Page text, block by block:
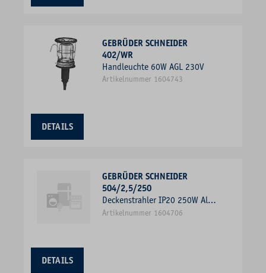
GEBRÜDER SCHNEIDER
402/WR
Handleuchte 60W AGL 230V
Artikelnummer 1604743
DETAILS
GEBRÜDER SCHNEIDER
504/2,5/250
Deckenstrahler IP20 250W Alu
1stuf 230V
Artikelnummer 1604706
DETAILS